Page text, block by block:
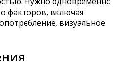
факторов, включая
визуальное